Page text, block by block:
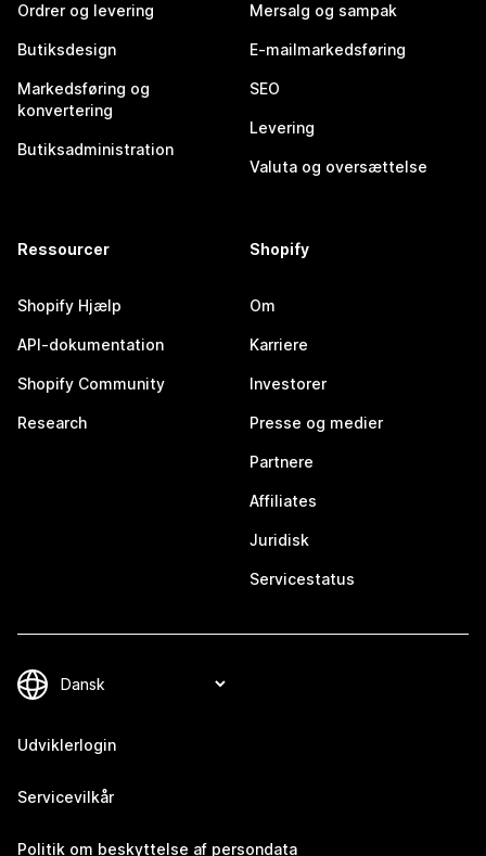
Ordrer og levering
Butiksdesign
Markedsføring og
konvertering
Butiksadministration
Mersalg og sampak
E-mailmarkedsføring
SEO
Levering
Valuta og oversættelse
Ressourcer
Shopify Hjælp
API-dokumentation
Shopify Community
Research
Shopify
Om
Karriere
Investorer
Presse og medier
Partnere
Affiliates
Juridisk
Servicestatus
Udviklerlogin
Servicevilkår
Politik om beskyttelse af persondata